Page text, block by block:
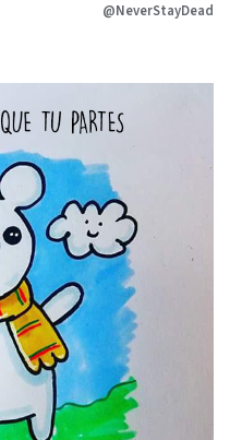
@NeverStayDead